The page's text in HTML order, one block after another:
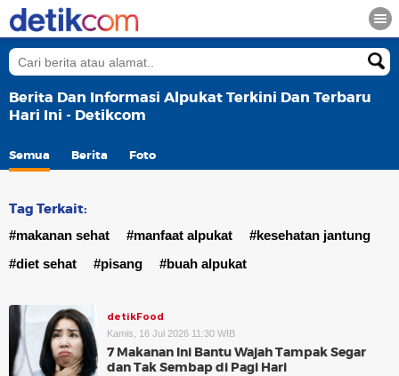
Berita Dan Informasi Alpukat Terkini Dan Terbaru
Hari Ini - Detikcom
Semua Berita Foto
Tag Terkait:
#makanan sehat #manfaat alpukat
#kesehatan jantung
#diet sehat
#pisang #buah alpukat
detikFood
Kamis, 16 Jul 2026 11:30 WIB
7 Makanan Ini Bantu Wajah Tampak Segar
dan Tak Sembap di Pagi Hari